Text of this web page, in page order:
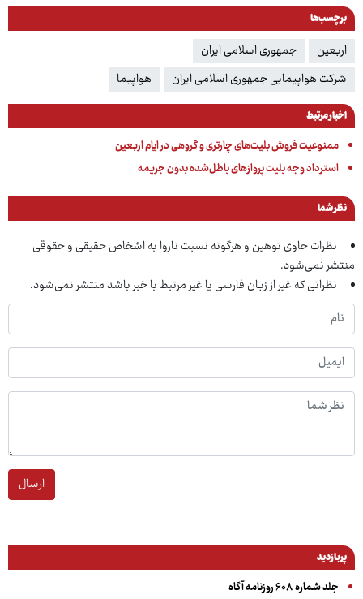
برچسب‌ها
اربعین
جمهوری اسلامی ایران
شرکت هواپیمایی جمهوری اسلامی ایران
هواپیما
اخبار مرتبط
ممنوعیت فروش بلیت‌های چارتری و گروهی در ایام اربعین
استرداد وجه بلیت‌ پروازهای باطل‌شده بدون جریمه
نظر شما
نظرات حاوی توهین و هرگونه نسبت ناروا به اشخاص حقیقی و حقوقی
منتشر نمی‌شود.
نظراتی که غیر از زبان فارسی یا غیر مرتبط با خبر باشد منتشر نمی‌شود.
ارسال
پربازدید
جلد شماره ۶۰۸ روزنامه آگاه